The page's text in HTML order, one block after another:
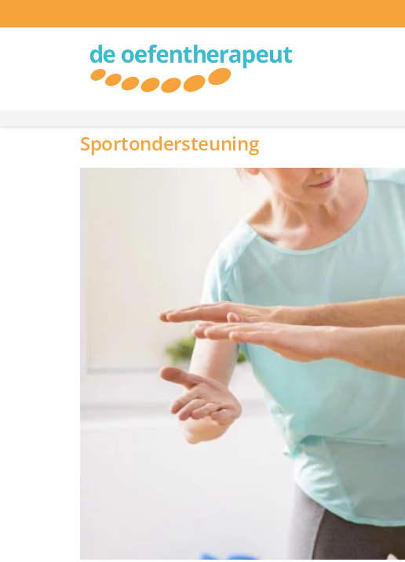
Sportondersteuning